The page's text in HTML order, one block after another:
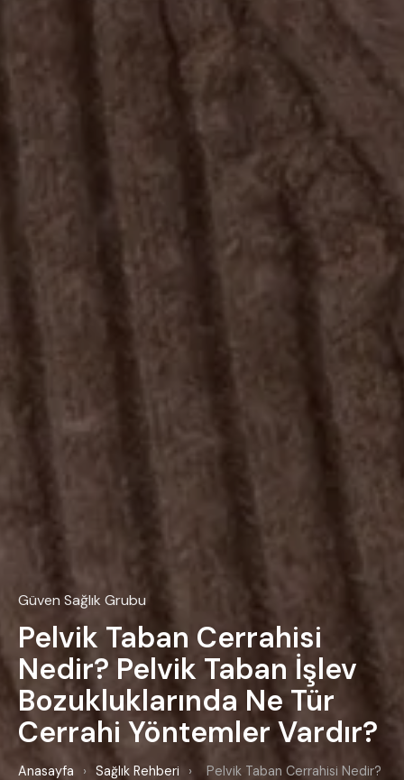
Güven Sağlık Grubu
Pelvik Taban Cerrahisi
Nedir? Pelvik Taban İşlev
Bozukluklarında Ne Tür
Cerrahi Yöntemler Vardır?
Anasayfa › Sağlık Rehberi ›
Pelvik Taban Cerrahisi Nedir?